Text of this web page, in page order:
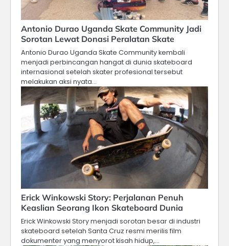
Antonio Durao Uganda Skate Community Jadi
Sorotan Lewat Donasi Peralatan Skate
Antonio Durao Uganda Skate Community kembali
menjadi perbincangan hangat di dunia skateboard
internasional setelah skater profesional tersebut
melakukan aksi nyata…
Erick Winkowski Story: Perjalanan Penuh
Keaslian Seorang Ikon Skateboard Dunia
Erick Winkowski Story menjadi sorotan besar di industri
skateboard setelah Santa Cruz resmi merilis film
dokumenter yang menyorot kisah hidup,…